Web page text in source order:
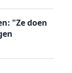
"Ze doen